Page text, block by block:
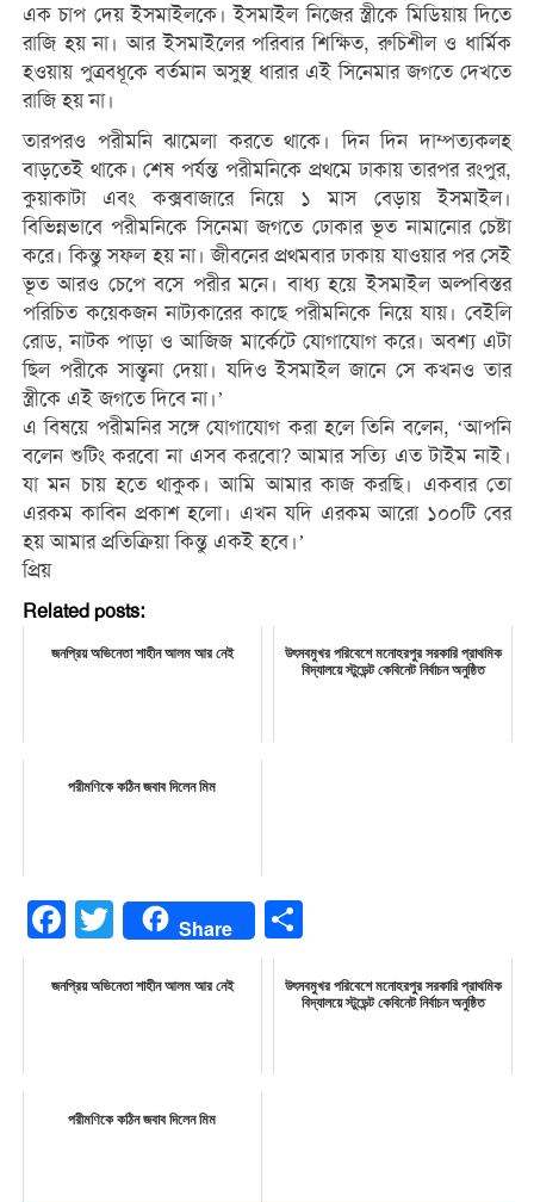
এক চাপ দেয় ইসমাইলকে। ইসমাইল নিজের স্ত্রীকে মিডিয়ায় দিতে
রাজি হয় না। আর ইসমাইলের পরিবার শিক্ষিত, রুচিশীল ও ধার্মিক
হওয়ায় পুত্রবধূকে বর্তমান অসুস্থ ধারার এই সিনেমার জগতে দেখতে
রাজি হয় না।
তারপরও পরীমনি ঝামেলা করতে থাকে। দিন দিন দাম্পত্যকলহ
বাড়তেই থাকে। শেষ পর্যন্ত পরীমনিকে প্রথমে ঢাকায় তারপর রংপুর,
কুয়াকাটা এবং কক্সবাজারে নিয়ে ১ মাস বেড়ায় ইসমাইল।
বিভিন্নভাবে পরীমনিকে সিনেমা জগতে ঢোকার ভূত নামানোর চেষ্টা
করে। কিন্তু সফল হয় না। জীবনের প্রথমবার ঢাকায় যাওয়ার পর সেই
ভূত আরও চেপে বসে পরীর মনে। বাধ্য হয়ে ইসমাইল অল্পবিস্তর
পরিচিত কয়েকজন নাট্যকারের কাছে পরীমনিকে নিয়ে যায়। বেইলি
রোড, নাটক পাড়া ও আজিজ মার্কেটে যোগাযোগ করে। অবশ্য এটা
ছিল পরীকে সান্ত্বনা দেয়া। যদিও ইসমাইল জানে সে কখনও তার
স্ত্রীকে এই জগতে দিবে না।’
এ বিষয়ে পরীমনির সঙ্গে যোগাযোগ করা হলে তিনি বলেন, ‘আপনি
বলেন শুটিং করবো না এসব করবো? আমার সত্যি এত টাইম নাই।
যা মন চায় হতে থাকুক। আমি আমার কাজ করছি। একবার তো
এরকম কাবিন প্রকাশ হলো। এখন যদি এরকম আরো ১০০টি বের
হয় আমার প্রতিক্রিয়া কিন্তু একই হবে।’
প্রিয়
Related posts:
জনপ্রিয় অভিনেতা শাহীন আলম আর নেই
উৎসবমুখর পরিবেশে মনোহরপুর সরকারি প্রাথমিক
বিদ্যালয়ে স্টুডেন্ট কেবিনেট নির্বাচন অনুষ্ঠিত
পরীমণিকে কঠিন জবাব দিলেন মিম
Facebook
Twitter Share
জনপ্রিয় অভিনেতা শাহীন আলম আর নেই
উৎসবমুখর পরিবেশে মনোহরপুর সরকারি প্রাথমিক
বিদ্যালয়ে স্টুডেন্ট কেবিনেট নির্বাচন অনুষ্ঠিত
পরীমণিকে কঠিন জবাব দিলেন মিম